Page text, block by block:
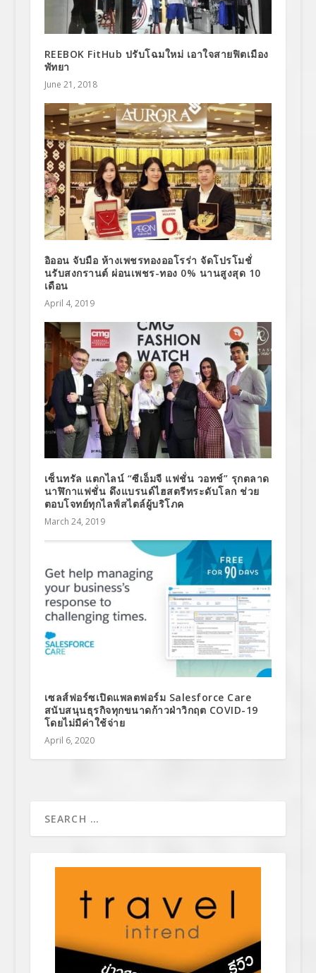
REEBOK FitHub ปรับโฉมใหม่ เอาใจสายฟิตเมือง
พัทยา
June 21, 2018
อิออน จับมือ ห้างเพชรทองออโรร่า จัดโปรโมชั่
นรับสงกรานต์ ผ่อนเพชร-ทอง 0% นานสูงสุด 10
เดือน
April 4, 2019
เซ็นทรัล แตกไลน์ “ซีเอ็มจี แฟชั่น วอทช์” รุกตลาด
นาฬิกาแฟชั่น ดึงแบรนด์ไฮสตรีทระดับโลก ช่วย
ตอบโจทย์ทุกไลฟ์สไตล์ผู้บริโภค
March 24, 2019
เซลส์ฟอร์ซเปิดแพลตฟอร์ม Salesforce Care
สนับสนุนธุรกิจทุกขนาดก้าวฝ่าวิกฤต COVID-19
โดยไม่มีค่าใช้จ่าย
April 6, 2020